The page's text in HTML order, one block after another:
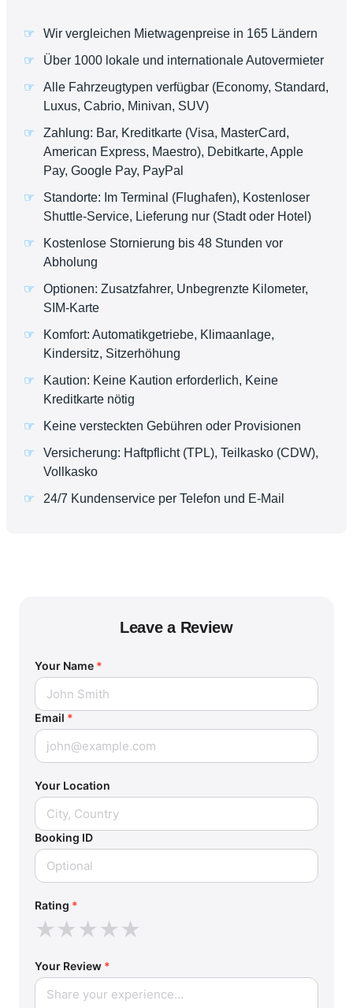
Wir vergleichen Mietwagenpreise in 165 Ländern
Über 1000 lokale und internationale Autovermieter
Alle Fahrzeugtypen verfügbar (Economy, Standard,
Luxus, Cabrio, Minivan, SUV)
Zahlung: Bar, Kreditkarte (Visa, MasterCard,
American Express, Maestro), Debitkarte, Apple
Pay, Google Pay, PayPal
Standorte: Im Terminal (Flughafen), Kostenloser
Shuttle-Service, Lieferung nur (Stadt oder Hotel)
Kostenlose Stornierung bis 48 Stunden vor
Abholung
Optionen: Zusatzfahrer, Unbegrenzte Kilometer,
SIM-Karte
Komfort: Automatikgetriebe, Klimaanlage,
Kindersitz, Sitzerhöhung
Kaution: Keine Kaution erforderlich, Keine
Kreditkarte nötig
Keine versteckten Gebühren oder Provisionen
Versicherung: Haftpflicht (TPL), Teilkasko (CDW),
Vollkasko
24/7 Kundenservice per Telefon und E-Mail
Leave a Review
Your Name *
Email *
Your Location
Booking ID
Rating *
★★★★★
Your Review *